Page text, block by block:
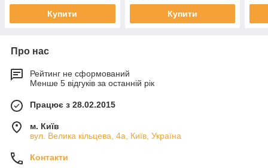
Купити Купити
Про нас
Рейтинг не сформований
Менше 5 відгуків за останній рік
Працює з 28.02.2015
м. Київ
вул. Велика кільцева, 4а, Київ, Україна
Контакти